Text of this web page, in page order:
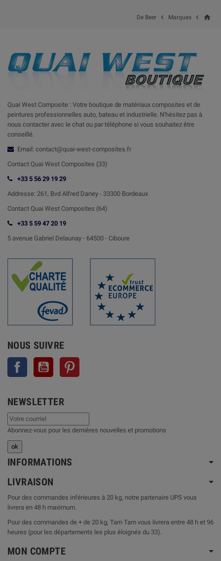
home

Marques

De Beer
Quai West Composite : Votre boutique de matériaux composites et de
peintures professionnelles auto, bateau et industrielle. N'hésitez pas à
nous contacter avec le chat ou par téléphone si vous souhaitez être
conseillé.
Email: contact@quai-west-composites.fr
Contact Quai West Composites (33)
+33 5 56 29 19 29
Addresse: 261, Bvd Alfred Daney - 33300 Bordeaux
Contact Quai West Composites (64)
+33 5 59 47 20 19
5 avenue Gabriel Delaunay - 64500 - Ciboure
NOUS SUIVRE
Facebook YouTube
NEWSLETTER
Abonnez-vous pour les dernières nouvelles et promotions
INFORMATIONS
LIVRAISON
Pour des commandes inférieures à 20 kg, notre partenaire UPS vous
livrera en 48 h maximum.
Pour des commandes de + de 20 kg, Tam Tam vous livrera entre 48 h et 96
heures (pour les départements les plus éloignés du 33).
MON COMPTE